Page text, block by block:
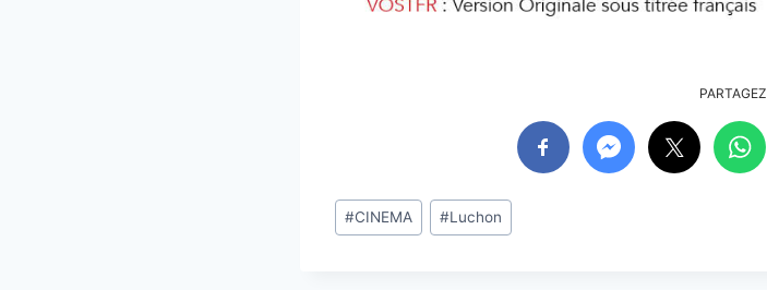
PARTAGEZ
Étiquettes
de
#CINEMA #Luchon